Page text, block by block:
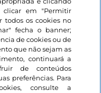
clicar em "Permitir
todos os cookies no
fecha o banner;
de cookies ou de
que não sejam as
continuará a
de conteúdos
preferências. Para
consulte a